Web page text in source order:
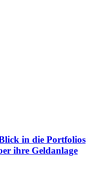
in die Portfolios
ihre Geldanlage